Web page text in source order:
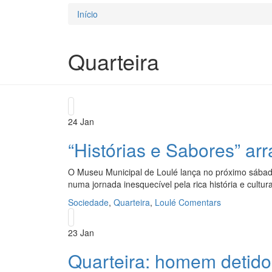
Está aqui
Início
Quarteira
24 Jan
“Histórias e Sabores”
O Museu Municipal de Loulé lança no próximo
numa jornada inesquecível pela rica história e
Sociedade, Quarteira, Loulé Comentars
23 Jan
Quarteira: homem